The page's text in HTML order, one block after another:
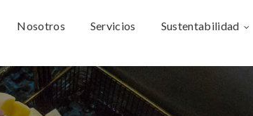
Nosotros Servicios Sustentabilidad